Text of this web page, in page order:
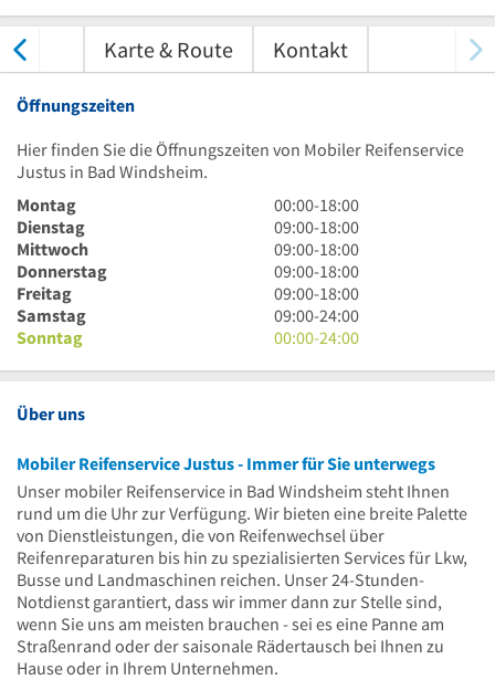
Karte & Route Kontakt
Öffnungszeiten
Hier finden Sie die Öffnungszeiten von Mobiler Reifenservice
Justus in Bad Windsheim.
Montag
0
Uhr
bis
18
Uhr
00:00-18:00
Dienstag
9
Uhr
bis
18
Uhr
09:00-18:00
Mittwoch
9
Uhr
bis
18
Uhr
09:00-18:00
Donnerstag
9
Uhr
bis
18
09:00-18:00
Freitag
9
Uhr
bis
Uhr
09:00-18:00
Samstag
9
Uhr
24
09:00-24:00
Sonntag
0
bis
00:00-24:00
Über uns
Mobiler Reifenservice Justus - Immer für Sie unterwegs
Unser mobiler Reifenservice in Bad Windsheim steht Ihnen
rund um die Uhr zur Verfügung. Wir bieten eine breite Palette
von Dienstleistungen, die von Reifenwechsel über
Reifenreparaturen bis hin zu spezialisierten Services für Lkw,
Busse und Landmaschinen reichen. Unser 24-Stunden-
Notdienst garantiert, dass wir immer dann zur Stelle sind,
wenn Sie uns am meisten brauchen - sei es eine Panne am
Straßenrand oder der saisonale Rädertausch bei Ihnen zu
Hause oder in Ihrem Unternehmen.